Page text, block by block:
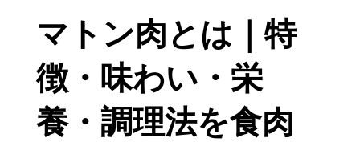
マトン肉とは｜特
徴・味わい・栄
養・調理法を食肉